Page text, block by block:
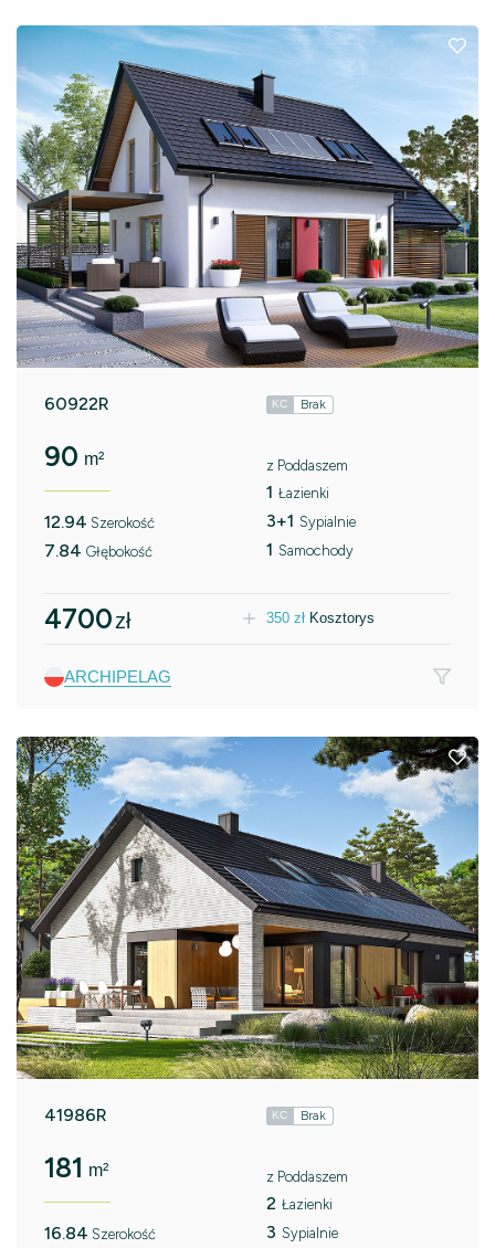
60922R KC Brak
90 m²
12.94 Szerokość
7.84 Głębokość
z Poddaszem
1 Łazienki
3+1 Sypialnie
1 Samochody
4700zł 350 zł Kosztorys
ARCHIPELAG
41986R KC Brak
181 m²
16.84 Szerokość
z Poddaszem
2 Łazienki
3 Sypialnie